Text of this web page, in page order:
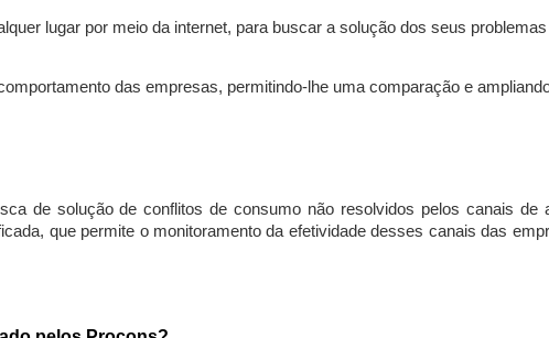
lugar por meio da internet, para buscar a solução dos seus
das empresas, permitindo-lhe uma comparação e
de solução de conflitos de consumo não resolvidos pelos canais de
que permite o monitoramento da efetividade desses canais das